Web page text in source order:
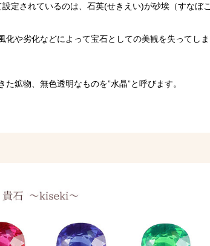
定されているのは、石英(せきえい)が砂埃（すなぼこ
化や劣化などによって宝石としての美観を失ってしま
鉱物、無色透明なものを”水晶”と呼びます。